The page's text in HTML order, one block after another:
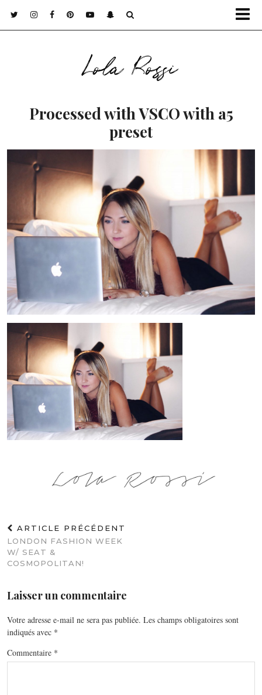
Lola Rossi
Processed with VSCO with a5
preset
ARTICLE PRÉCÉDENT
LONDON FASHION WEEK
W/ SEAT &
COSMOPOLITAN!
Laisser un commentaire
Votre adresse e-mail ne sera pas publiée. Les champs obligatoires sont
indiqués avec *
Commentaire *